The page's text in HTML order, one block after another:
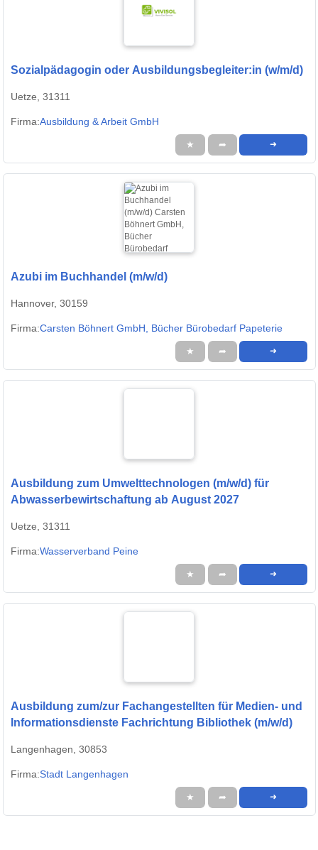
Sozialpädagogin oder Ausbildungsbegleiter:in (w/m/d)
Uetze, 31311
Firma:Ausbildung & Arbeit GmbH
★ ➦ ➜
Azubi im Buchhandel (m/w/d)
Hannover, 30159
Firma:Carsten Böhnert GmbH, Bücher Bürobedarf Papeterie
★ ➦ ➜
Ausbildung zum Umwelttechnologen (m/w/d) für
Abwasserbewirtschaftung ab August 2027
Uetze, 31311
Firma:Wasserverband Peine
★ ➦ ➜
Ausbildung zum/zur Fachangestellten für Medien- und
Informationsdienste Fachrichtung Bibliothek (m/w/d)
Langenhagen, 30853
Firma:Stadt Langenhagen
★ ➦ ➜